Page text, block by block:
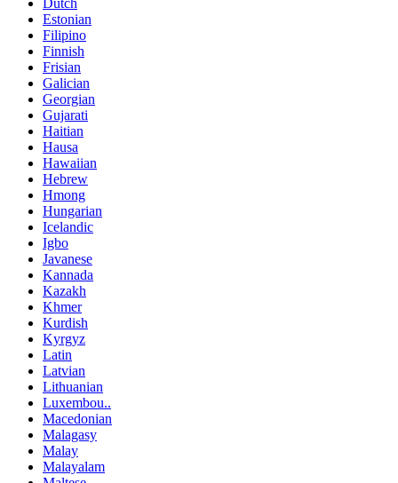
Dutch
Estonian
Filipino
Finnish
Frisian
Galician
Georgian
Gujarati
Haitian
Hausa
Hawaiian
Hebrew
Hmong
Hungarian
Icelandic
Igbo
Javanese
Kannada
Kazakh
Khmer
Kurdish
Kyrgyz
Latin
Latvian
Lithuanian
Luxembou..
Macedonian
Malagasy
Malay
Malayalam